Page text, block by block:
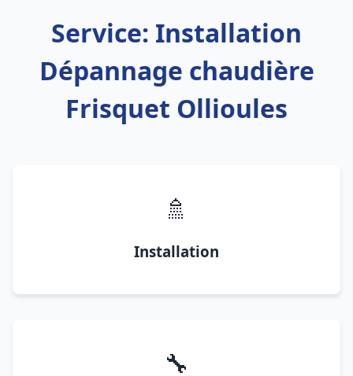
Service: Installation
Dépannage chaudière
Frisquet Ollioules
🚿
Installation
🔧